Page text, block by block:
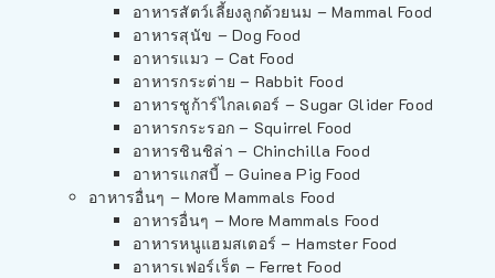
อาหารสัตว์เลี้ยงลูกด้วยนม – Mammal Food
อาหารสุนัข – Dog Food
อาหารแมว – Cat Food
อาหารกระต่าย – Rabbit Food
อาหารชูก้าร์ไกลเดอร์ – Sugar Glider Food
อาหารกระรอก – Squirrel Food
อาหารชินชิล่า – Chinchilla Food
อาหารแกสบี้ – Guinea Pig Food
อาหารอื่นๆ – More Mammals Food
อาหารอื่นๆ – More Mammals Food
อาหารหนูแฮมสเตอร์ – Hamster Food
อาหารเฟอร์เร็ต – Ferret Food